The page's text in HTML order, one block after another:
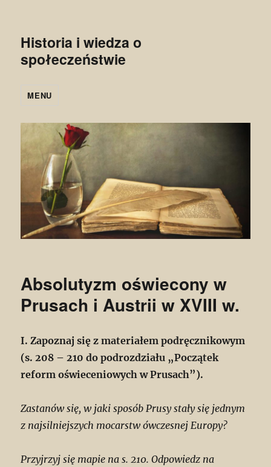
Historia i wiedza o
społeczeństwie
MENU
Absolutyzm oświecony w
Prusach i Austrii w XVIII w.
I. Zapoznaj się z materiałem podręcznikowym
(s. 208 – 210 do podrozdziału „Początek
reform oświeceniowych w Prusach”).
Zastanów się, w jaki sposób Prusy stały się jednym
z najsilniejszych mocarstw ówczesnej Europy?
Przyjrzyj się mapie na s. 210. Odpowiedz na